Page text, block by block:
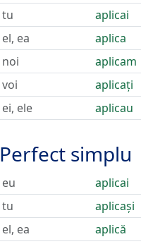
tu
aplicai
el, ea
aplica
noi
aplicam
voi
aplicați
ei, ele
aplicau
Perfect simplu
eu
aplicai
tu
aplicași
el, ea
aplică